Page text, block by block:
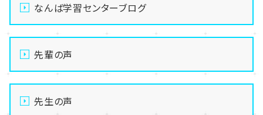
なんば学習センターブログ
先輩の声
先生の声